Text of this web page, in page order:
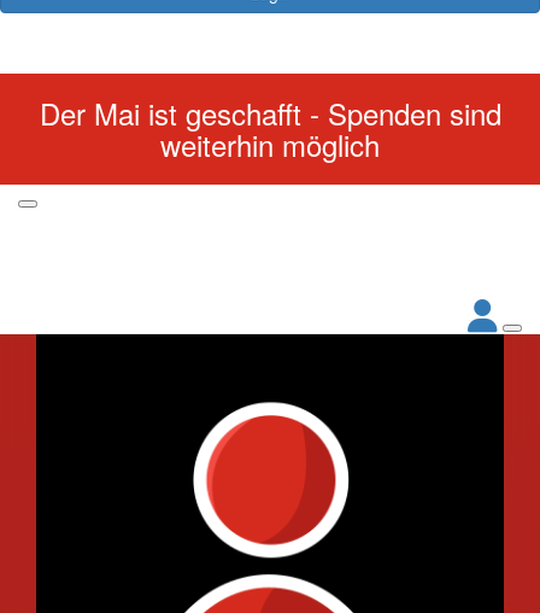
Der Mai ist geschafft - Spenden sind
weiterhin möglich